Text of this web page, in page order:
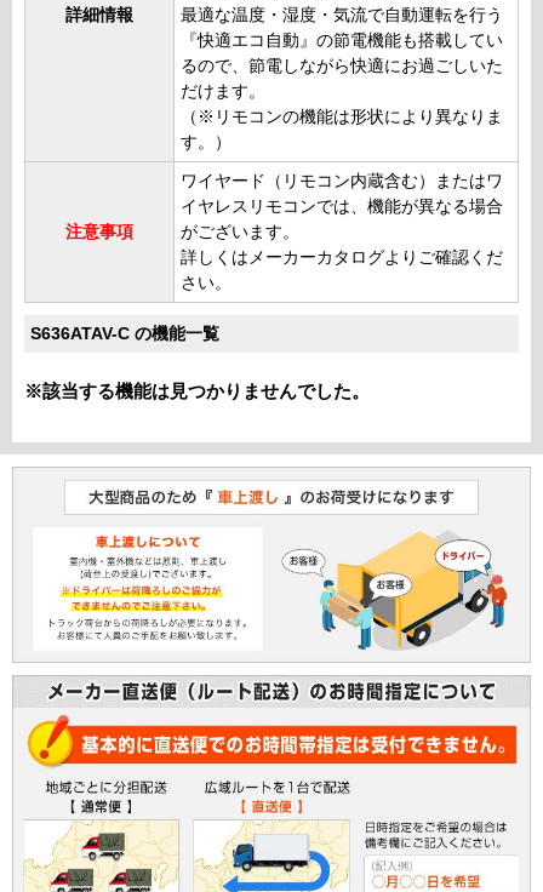
詳細情報
最適な温度・湿度・気流で自動運転を行う
『快適エコ自動』の節電機能も搭載してい
るので、節電しながら快適にお過ごしいた
だけます。
（※リモコンの機能は形状により異なりま
す。）
注意事項
ワイヤード（リモコン内蔵含む）またはワ
イヤレスリモコンでは、機能が異なる場合
がございます。
詳しくはメーカーカタログよりご確認くだ
さい。
S636ATAV-C の機能一覧
※該当する機能は見つかりませんでした。